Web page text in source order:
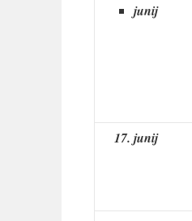
junij
17. junij